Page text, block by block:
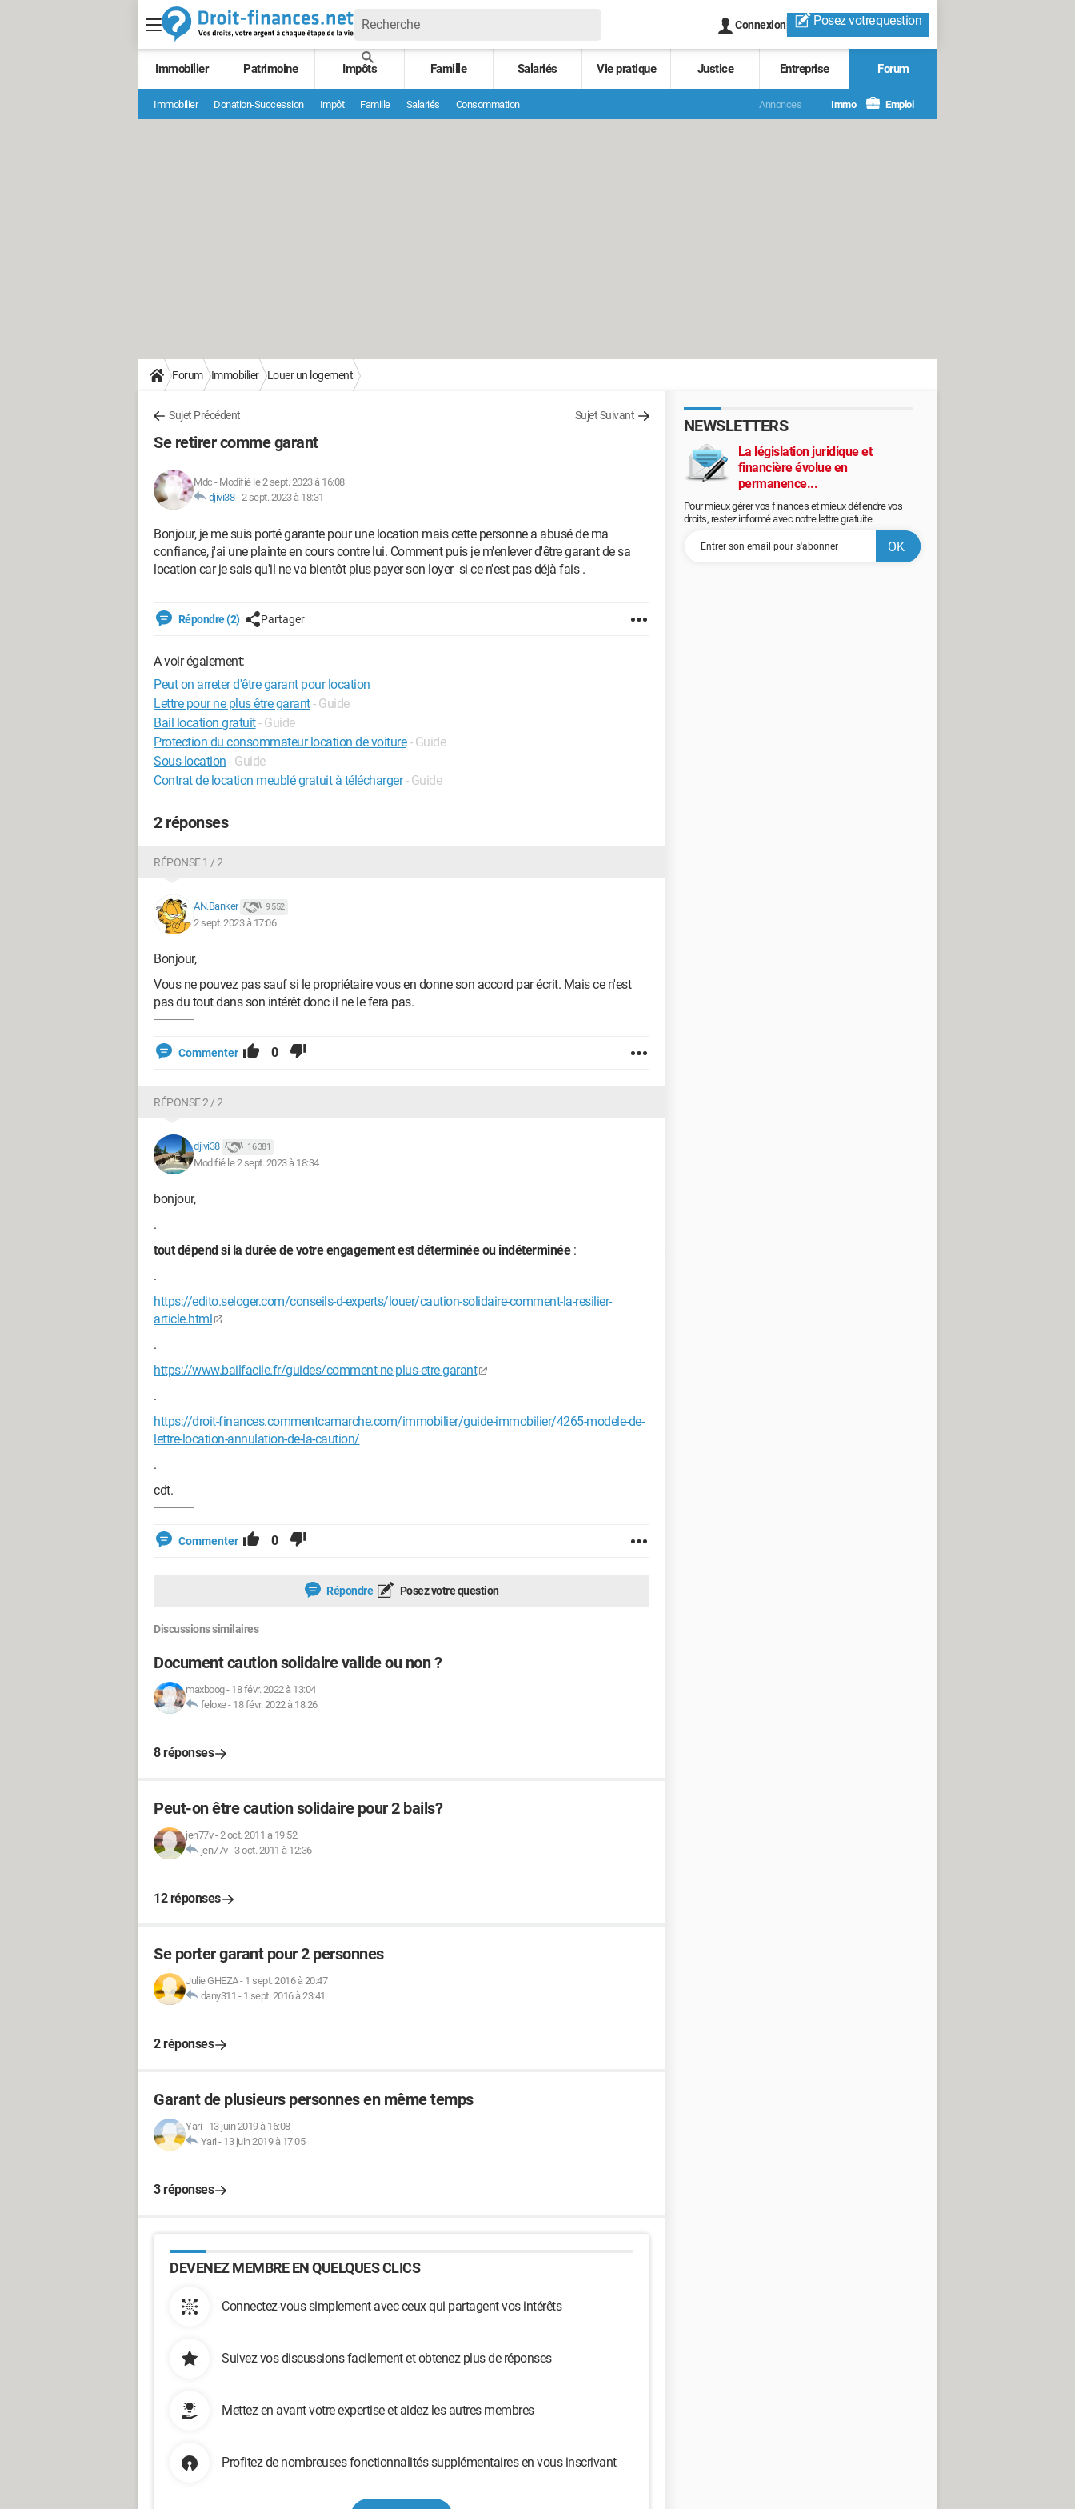
Connexion Posez votrequestion
Immobilier Patrimoine Impôts Famille Salariés Vie pratique Justice Entreprise Forum
Immobilier Donation-Succession Impôt Famille Salariés Consommation Annonces Immo Emploi
Forum Immobilier Louer un logement
Sujet Précédent Sujet Suivant
Se retirer comme garant
Mdc - Modifié le 2 sept. 2023 à 16:08
djivi38-2 sept. 2023 à 18:31
Bonjour, je me suis porté garante pour une location mais cette personne a abusé de ma
confiance, j'ai une plainte en cours contre lui. Comment puis je m'enlever d'être garant de sa
location car je sais qu'il ne va bientôt plus payer son loyer si ce n'est pas déjà fais .
Répondre (2) Partager
A voir également:
Peut on arreter d'être garant pour location
Lettre pour ne plus être garant- Guide
Bail location gratuit- Guide
Protection du consommateur location de voiture - Guide
Sous-location - Guide
Contrat de location meublé gratuit à télécharger - Guide
2 réponses
RÉPONSE 1 / 2
AN.Banker 9 552
2 sept. 2023 à 17:06
Bonjour,
Vous ne pouvez pas sauf si le propriétaire vous en donne son accord par écrit. Mais ce n'est
pas du tout dans son intérêt donc il ne le fera pas.
Commenter 0
RÉPONSE 2 / 2
djivi38 16 381
Modifié le 2 sept. 2023 à 18:34
bonjour,
.
tout dépend si la durée de votre engagement est déterminée ou indéterminée:
.
https://edito.seloger.com/conseils-d-experts/louer/caution-solidaire-comment-la-resilier-
article.html
.
https://www.bailfacile.fr/guides/comment-ne-plus-etre-garant
.
https://droit-finances.commentcamarche.com/immobilier/guide-immobilier/4265-modele-de-
lettre-location-annulation-de-la-caution/
.
cdt.
Commenter 0
Répondre Posez votre question
Discussions similaires
Document caution solidaire valide ou non ?
maxboog- 18 févr. 2022 à 13:04
feloxe- 18 févr. 2022 à 18:26
8 réponses
Peut-on être caution solidaire pour 2 bails?
jen77v-2 oct. 2011 à 19:52
jen77v- 3 oct. 2011 à 12:36
12 réponses
Se porter garant pour 2 personnes
Julie GHEZA- 1 sept. 2016 à 20:47
dany311 - 1 sept. 2016 à 23:41
2 réponses
Garant de plusieurs personnes en même temps
Yari - 13 juin 2019 à 16:08
Yari - 13 juin 2019 à 17:05
3 réponses
DEVENEZ MEMBRE EN QUELQUES CLICS
Connectez-vous simplement avec ceux qui partagent vos intérêts
Suivez vos discussions facilement et obtenez plus de réponses
Mettez en avant votre expertise et aidez les autres membres
Profitez de nombreuses fonctionnalités supplémentaires en vous inscrivant
NEWSLETTERS
La législation juridique et
financière évolue en
permanence...
Pour mieux gérer vos finances et mieux défendre vos
droits, restez informé avec notre lettre gratuite.